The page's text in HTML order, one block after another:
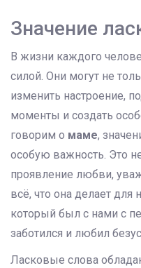
Значение
В жизни каждого
силой. Они могут не
изменить настроение,
моменты и создать
говорим о маме,
особую важность. Это
проявление любви,
всё, что она делает для
который был с нами с
заботился и любил
Ласковые слова